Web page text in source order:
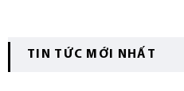
TIN TỨC MỚI NHẤT